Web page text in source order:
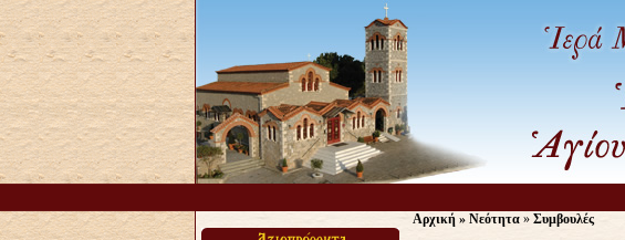
Αρχική» Νεότητα» Συμβουλές